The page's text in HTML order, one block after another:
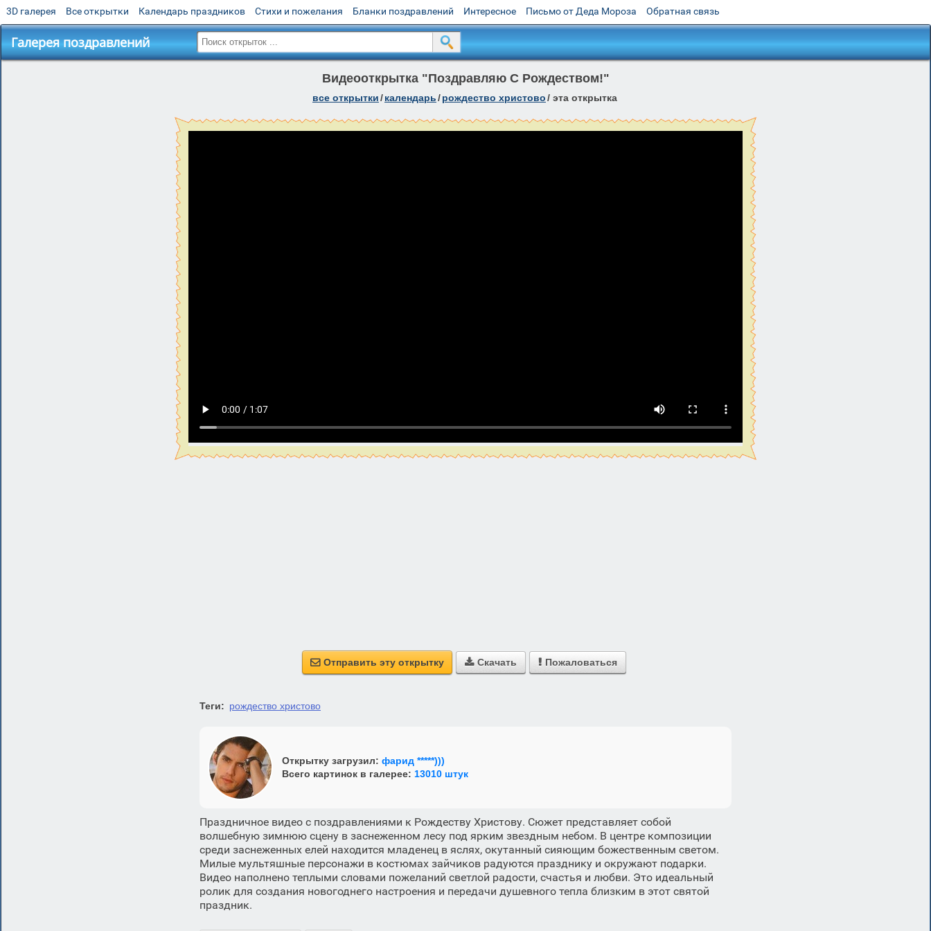
3D галерея Все открытки Календарь праздников Стихи и пожелания Бланки поздравлений Интересное Письмо от Деда Мороза Обратная связь
Галерея поздравлений
Видеооткрытка "Поздравляю С Рождеством!"
все открытки/календарь/рождество христово/ эта открытка
 Отправить эту открытку  Скачать  Пожаловаться
Теги: рождество христово
Открытку загрузил: фарид *****)))
Всего картинок в галерее: 13010 штук
Праздничное видео с поздравлениями к Рождеству Христову. Сюжет представляет собой
волшебную зимнюю сцену в заснеженном лесу под ярким звездным небом. В центре композиции
среди заснеженных елей находится младенец в яслях, окутанный сияющим божественным светом.
Милые мультяшные персонажи в костюмах зайчиков радуются празднику и окружают подарки.
Видео наполнено теплыми словами пожеланий светлой радости, счастья и любви. Это идеальный
ролик для создания новогоднего настроения и передачи душевного тепла близким в этот святой
праздник.